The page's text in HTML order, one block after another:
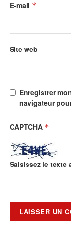
E-mail *
Site web
Enregistrer
navigateur
CAPTCHA *
Saisissez le texte